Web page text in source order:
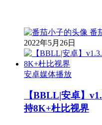
番
2022年5月26日
安卓媒体播放
【BBLL|安卓】
持8K+杜比视界